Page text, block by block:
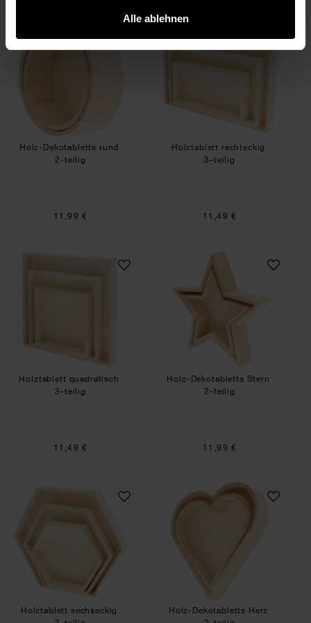
Alle ablehnen
Holz-Dekotabletts rund
Holz-Dekotabletts rund
2-teilig
11,99 €
Holztablett rechteckig
3-teilig
11,49 €
Holztablett quadratisch
Holztablett quadratisch
3-teilig
11,49 €
Holz-
Holz-Dekotabletts Stern
2-teilig
11,99 €
Holztablett sechseckig
Holztablett sechseckig
Holz-
Holz-Dekotabletts Herz